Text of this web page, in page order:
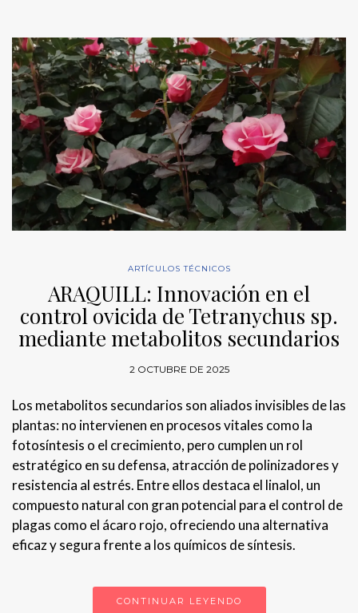
ARTÍCULOS TÉCNICOS
ARAQUILL: Innovación en el
control ovicida de Tetranychus sp.
mediante metabolitos secundarios
2 OCTUBRE DE 2025
Los metabolitos secundarios son aliados invisibles de las
plantas: no intervienen en procesos vitales como la
fotosíntesis o el crecimiento, pero cumplen un rol
estratégico en su defensa, atracción de polinizadores y
resistencia al estrés. Entre ellos destaca el linalol, un
compuesto natural con gran potencial para el control de
plagas como el ácaro rojo, ofreciendo una alternativa
eficaz y segura frente a los químicos de síntesis.
CONTINUAR LEYENDO